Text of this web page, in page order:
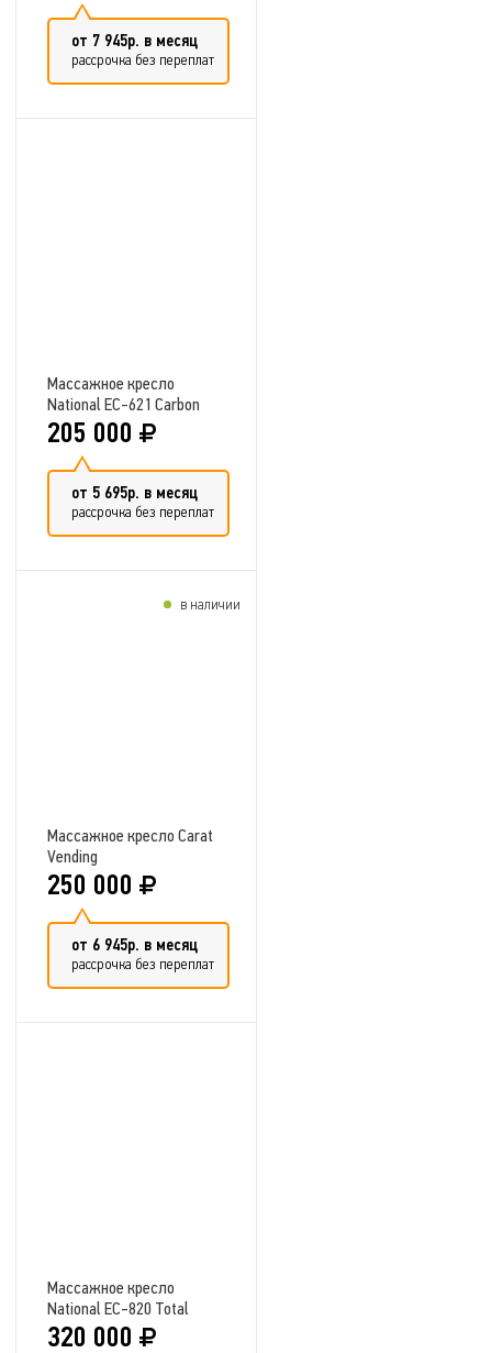
от 7 945р. в месяц
рассрочка без переплат
Массажное кресло
National EC-621 Carbon
205 000
от 5 695р. в месяц
рассрочка без переплат
Массажное кресло Carat
Vending
250 000
от 6 945р. в месяц
рассрочка без переплат
в наличии
Массажное кресло
National EC-820 Total
320 000